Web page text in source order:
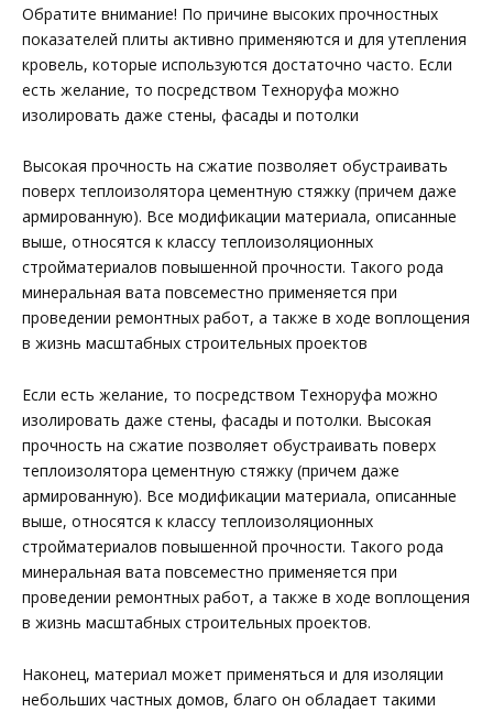
Обратите внимание! По причине высоких прочностных
показателей плиты активно применяются и для утепления
кровель, которые используются достаточно часто. Если
есть желание, то посредством Техноруфа можно
изолировать даже стены, фасады и потолки
Высокая прочность на сжатие позволяет обустраивать
поверх теплоизолятора цементную стяжку (причем даже
армированную). Все модификации материала, описанные
выше, относятся к классу теплоизоляционных
стройматериалов повышенной прочности. Такого рода
минеральная вата повсеместно применяется при
проведении ремонтных работ, а также в ходе воплощения
в жизнь масштабных строительных проектов
Если есть желание, то посредством Техноруфа можно
изолировать даже стены, фасады и потолки. Высокая
прочность на сжатие позволяет обустраивать поверх
теплоизолятора цементную стяжку (причем даже
армированную). Все модификации материала, описанные
выше, относятся к классу теплоизоляционных
стройматериалов повышенной прочности. Такого рода
минеральная вата повсеместно применяется при
проведении ремонтных работ, а также в ходе воплощения
в жизнь масштабных строительных проектов.
Наконец, материал может применяться и для изоляции
небольших частных домов, благо он обладает такими